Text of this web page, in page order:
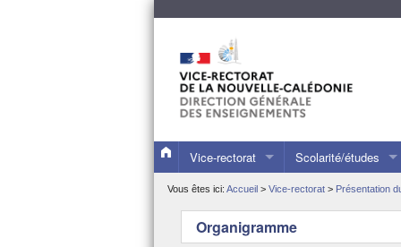
Vice-rectorat
Présentation du vice-rectorat
Les publications du VR
Scolarité/études
Les collèges et
L’inscription de votre
Vous êtes ici: Accueil > Vice-rectorat > Présentation
Organigramme